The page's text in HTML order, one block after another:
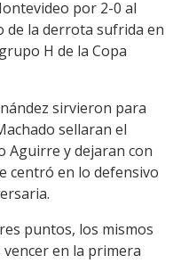
Link
por 2-0 al
de la derrota sufrida en
H de la Copa
sirvieron para
sellaran el
Aguirre y dejaran con
centró en lo defensivo
puntos, los mismos
en la primera